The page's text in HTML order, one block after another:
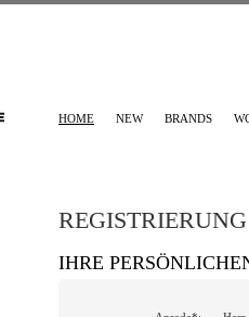
HOME NEW BRANDS
REGISTRIERUNG
IHRE